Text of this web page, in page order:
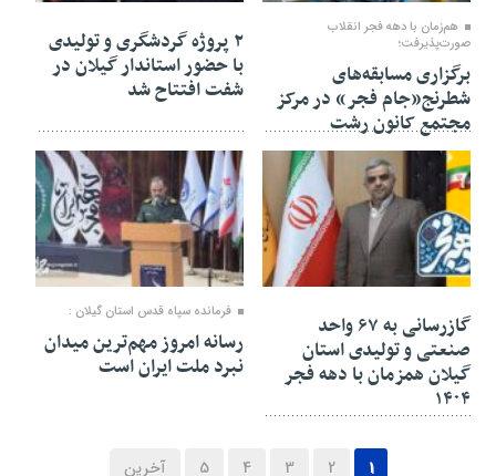
هم‌زمان با دهه فجر انقلاب
صورت‌پذیرفت؛
برگزاری مسابقه‌های
شطرنج«جام فجر» در مرکز
مجتمع کانون رشت
۲ پروژه گردشگری و تولیدی
با حضور استاندار گیلان در
شفت افتتاح شد
۲۱ بهمن ۱۴۰۴
گازرسانی به ۶۷ واحد
صنعتی و تولیدی استان
گیلان همزمان با دهه فجر
۱۴۰۴
۲۱ بهمن ۱۴۰۴
فرمانده سپاه قدس استان گیلان :
رسانه امروز مهم‌ترین میدان
نبرد ملت ایران است
1
2
3
4
5 آخرین